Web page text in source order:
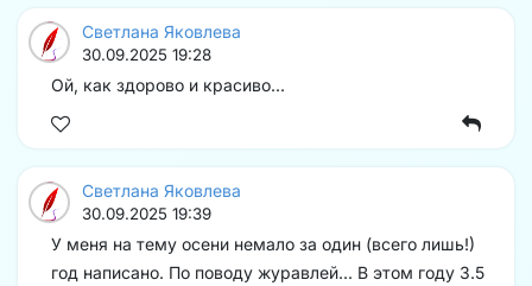
Светлана Яковлева
30.09.2025 19:28
Ой, как здорово и красиво...
Светлана Яковлева
30.09.2025 19:39
У меня на тему осени немало за один (всего лишь!)
год написано. По поводу журавлей... В этом году 3.5